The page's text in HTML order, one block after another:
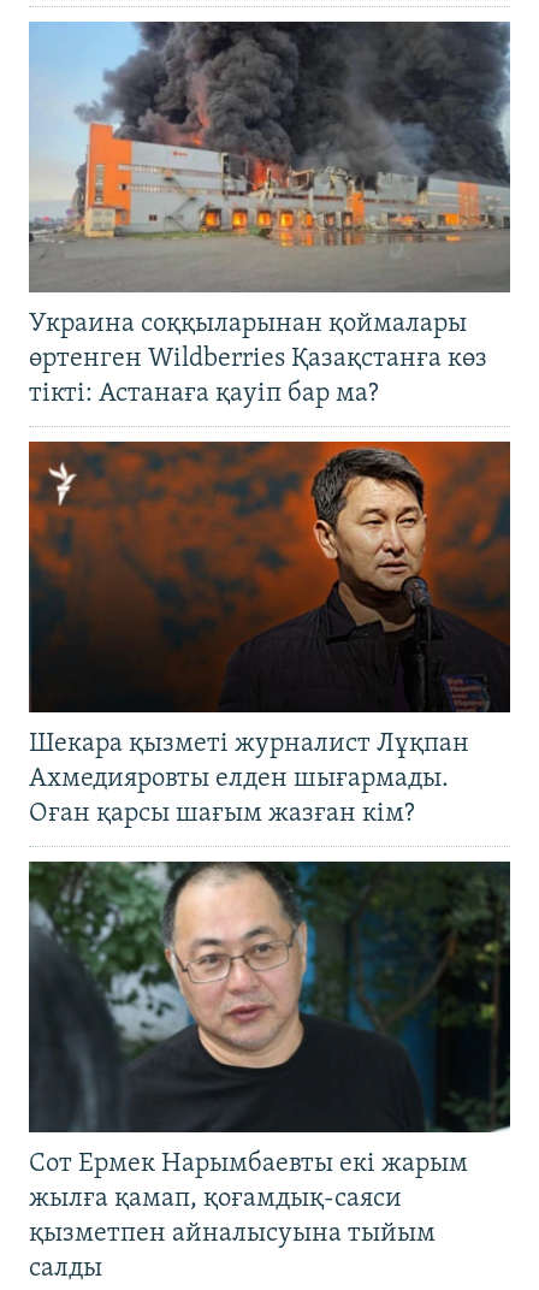
Украина соққыларынан қоймалары
өртенген Wildberries Қазақстанға көз
тікті: Астанаға қауіп бар ма?
Шекара қызметі журналист Лұқпан
Ахмедияровты елден шығармады.
Оған қарсы шағым жазған кім?
Сот Ермек Нарымбаевты екі жарым
жылға қамап, қоғамдық-саяси
қызметпен айналысуына тыйым
салды